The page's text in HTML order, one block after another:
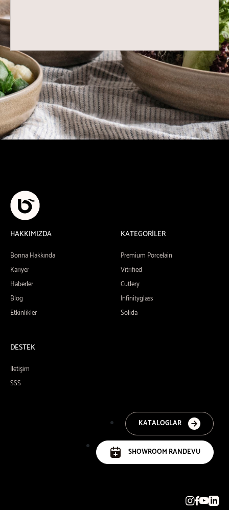
HAKKIMIZDA
Bonna Hakkında
Kariyer
Haberler
Blog
Etkinlikler
KATEGORİLER
Premium Porcelain
Vitrified
Cutlery
Infinityglass
Solida
DESTEK
İletişim
SSS
KATALOGLAR
SHOWROOM RANDEVU